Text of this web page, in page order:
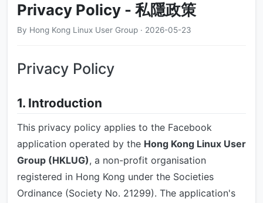
Privacy Policy - 私隱政策
By Hong Kong Linux User Group · 2026-05-23
Privacy Policy
1. Introduction
This privacy policy applies to the Facebook
application operated by the Hong Kong Linux User
Group (HKLUG), a non-profit organisation
registered in Hong Kong under the Societies
Ordinance (Society No. 21299). The application's